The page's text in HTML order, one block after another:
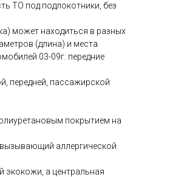
ТО под подлокотники, без
может находиться в разных
(длина) и места
03-09г. передние
передней, пассажирской
покрытием на
аллергической
экокожи, а центральная